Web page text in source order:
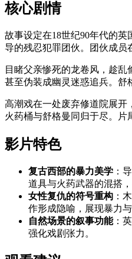
核心剧情
故事设定在18世纪90年代的
导的残忍犯罪团伙。团伙成员
目睹父亲惨死的龙卷风，趁
甚至伪装成幽灵迷惑追兵。舒
高潮戏在一处废弃修道院展开
火药桶与舒格曼同归于尽。片
影片特色
复古西部的暴力美学 ：
道具与火药武器的混搭
女性复仇的符号重构 ：
作形成隐喻，展现暴力
自然场景的叙事功能：
强化戏剧张力。